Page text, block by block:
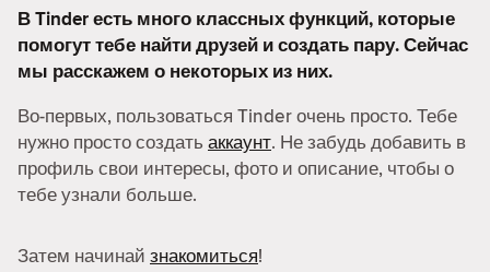
В Tinder есть много классных функций, которые
помогут тебе найти друзей и создать пару. Сейчас
мы расскажем о некоторых из них.
Во-первых, пользоваться Tinder очень просто. Тебе
нужно просто создать аккаунт. Не забудь добавить в
профиль свои интересы, фото и описание, чтобы о
тебе узнали больше.
Затем начинай знакомиться!